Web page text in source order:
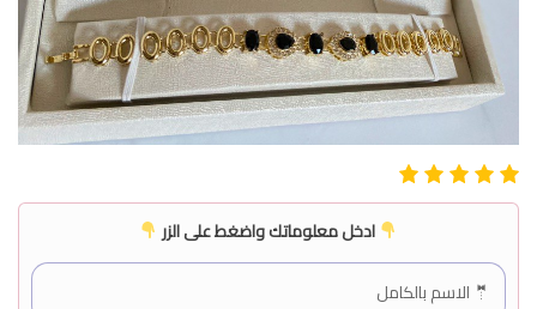
ادخل معلوماتك واضغط على الزر